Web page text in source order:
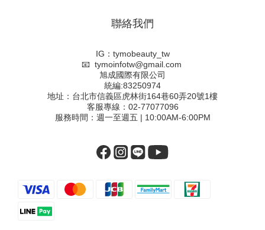
聯絡我們
IG：tymobeauty_tw
📧 tymoinfotw@gmail.com
旭成國際有限公司
統編:83250974
地址：台北市信義區虎林街164巷60弄20號1樓
客服專線：02-77077096
服務時間：週一至週五 | 10:00AM-6:00PM